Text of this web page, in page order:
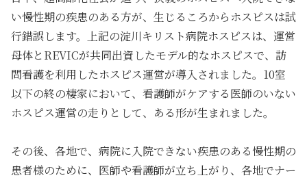
い慢性期の疾患のある方が、生じるころからホスピスは試
行錯誤します。上記の淀川キリスト病院ホスピスは、運営
母体とREVICが共同出資したモデル的なホスピスで、訪
問看護を利用したホスピス運営が導入されました。10室
以下の終の棲家において、看護師がケアする医師のいない
ホスピス運営の走りとして、ある形が生まれました。
その後、各地で、病院に入院できない疾患のある慢性期の
患者様のために、医師や看護師が立ち上がり、各地でナー